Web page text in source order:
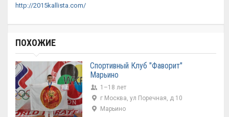
http://2015kallista.com/
ПОХОЖИЕ
Спортивный Клуб "Фаворит"
Марьино
1–18 лет
г Москва, ул Поречная, д 10
Марьино